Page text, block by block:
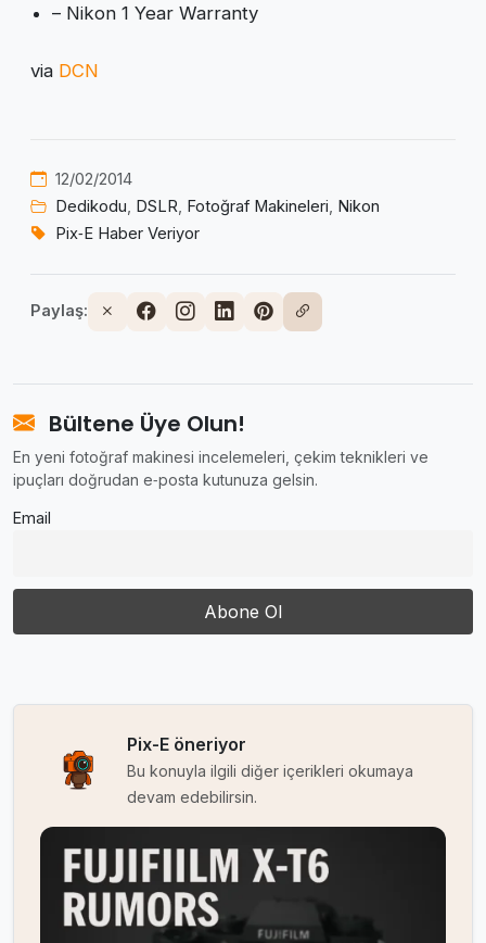
– Nikon 1 Year Warranty
via DCN
12/02/2014
Dedikodu, DSLR, Fotoğraf Makineleri, Nikon
Pix‑E Haber Veriyor
Paylaş:
Bültene Üye Olun!
En yeni fotoğraf makinesi incelemeleri, çekim teknikleri ve
ipuçları doğrudan e‑posta kutunuza gelsin.
Email
Pix-E öneriyor
Bu konuyla ilgili diğer içerikleri okumaya
devam edebilirsin.